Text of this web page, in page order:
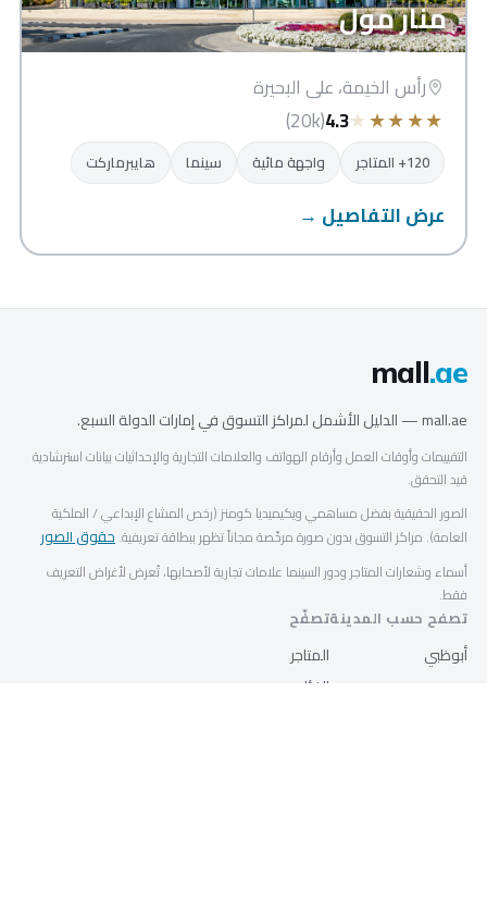
منار مول
رأس الخيمة، على البحيرة
★
★
★
★
★
4.3
(20k)
120+ المتاجر واجهة مائية سينما هايبرماركت
عرض التفاصيل →
mall.ae
mall.ae — الدليل الأشمل لمراكز التسوق في إمارات الدولة السبع.
التقييمات وأوقات العمل وأرقام الهواتف والعلامات التجارية والإحداثيات بيانات استرشادية
قيد التحقق.
الصور الحقيقية بفضل مساهمي ويكيميديا كومنز (رخص المشاع الإبداعي / الملكية
العامة). مراكز التسوق بدون صورة مرخّصة مجاناً تظهر ببطاقة تعريفية.حقوق الصور
أسماء وشعارات المتاجر ودور السينما علامات تجارية لأصحابها، تُعرض لأغراض التعريف
فقط.
تصفح حسب المدينة
أبوظبي
تصفّح
المتاجر
الفئات